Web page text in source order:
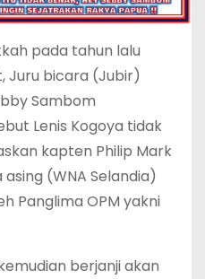
pada tahun lalu
Juru bicara (Jubir)
Sambom
Lenis Kogoya tidak
kapten Philip Mark
(WNA Selandia)
Panglima OPM yakni
berjanji akan